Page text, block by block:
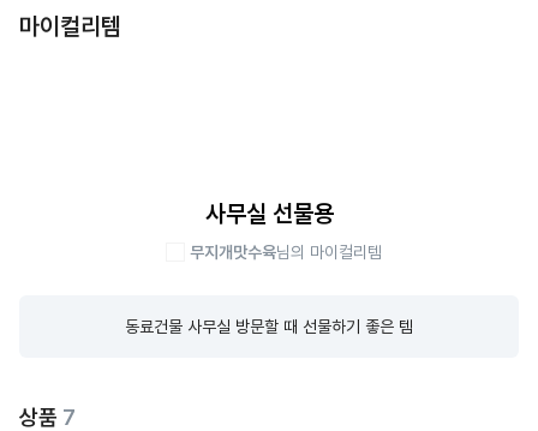
마이컬리템
사무실 선물용
무지개맛수육님의 마이컬리템
동료건물 사무실 방문할 때 선물하기 좋은 템
상품 7